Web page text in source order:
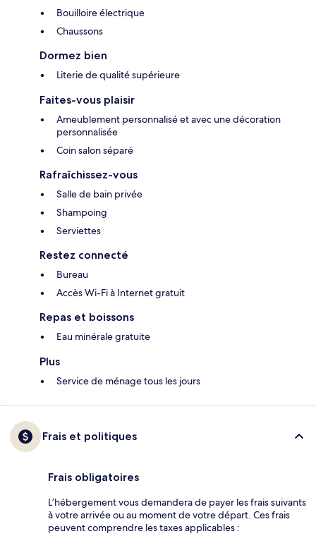
Bouilloire électrique
Chaussons
Dormez bien
Literie de qualité supérieure
Faites-vous plaisir
Ameublement personnalisé et avec une décoration
personnalisée
Coin salon séparé
Rafraîchissez-vous
Salle de bain privée
Shampoing
Serviettes
Restez connecté
Bureau
Accès Wi-Fi à Internet gratuit
Repas et boissons
Eau minérale gratuite
Plus
Service de ménage tous les jours
Frais et politiques
Frais obligatoires
L’hébergement vous demandera de payer les frais suivants
à votre arrivée ou au moment de votre départ. Ces frais
peuvent comprendre les taxes applicables :